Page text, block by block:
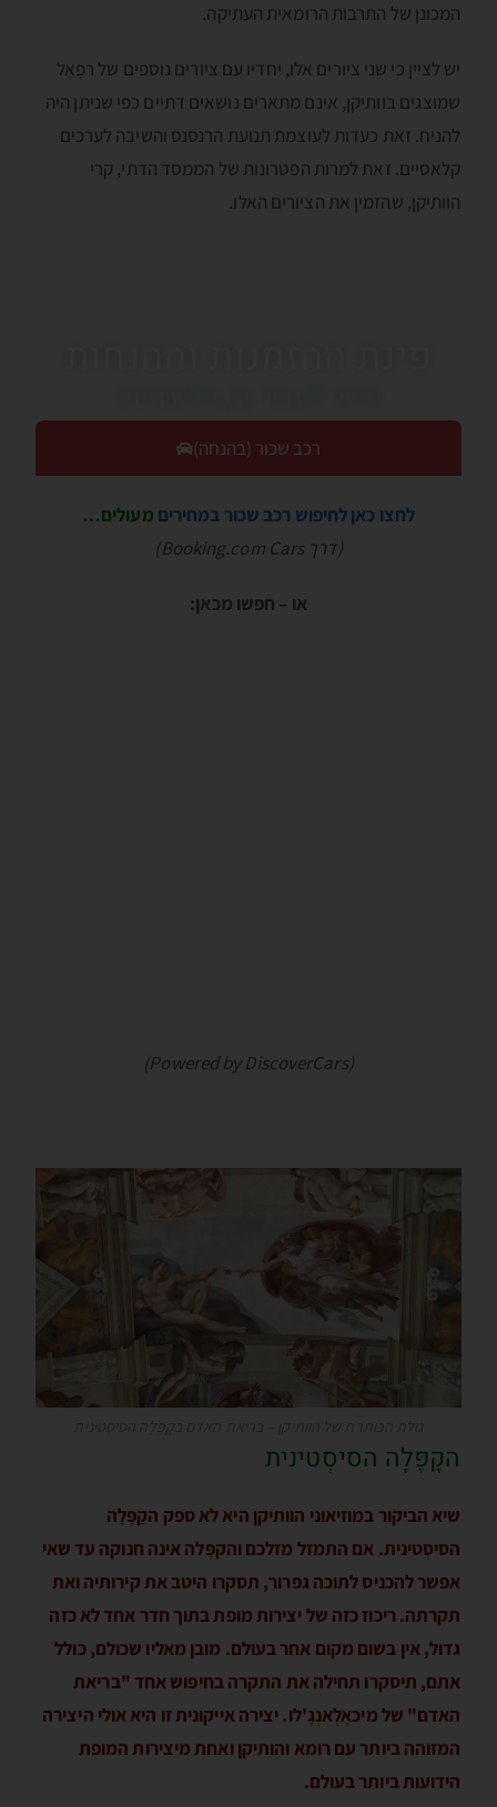
המכונן של התרבות הרומאית העתיקה.
יש לציין כי שני ציורים אלו, יחדיו עם ציורים נוספים של רפָאֶל
שמוצגים בוותיקן, אינם מתארים נושאים דתיים כפי שניתן היה
להניח. זאת כעדות לעוצמת תנועת הרנסנס והשיבה לערכים
קלאסיים. זאת למרות הפטרונות של הממסד הדתי, קרי
הוותיקן, שהזמין את הציורים האלו.
רכב שכור (בהנחה)
לחצו כאן לחיפוש רכב שכור במחירים מעולים…
(דרך Booking.com Cars)
או – חפשו מכאן:
(Powered by DiscoverCars)
הקָפֶּלָה הסיסְטינית
שיא הביקור במוזיאוני הוותיקן היא לא ספק הקָפֶּלָה
הסיסְטינית. אם התמזל מזלכם והקפֶּלה אינה חנוקה עד שאי
אפשר להכניס לתוכה גפרור, תסקרו היטב את קירותיה ואת
תקרתה. ריכוז כזה של יצירות מופת בתוך חדר אחד לא כזה
גדול, אין בשום מקום אחר בעולם. מובן מאליו שכולם, כולל
אתם, תיסקרו תחילה את התקרה בחיפוש אחד "בריאת
האדם" של מיכּאֶלְאנְגֶ'לו. יצירה אייקונית זו היא אולי היצירה
המזוהה ביותר עם רומא והותיקן ואחת מיצירות המופת
הידועות ביותר בעולם.